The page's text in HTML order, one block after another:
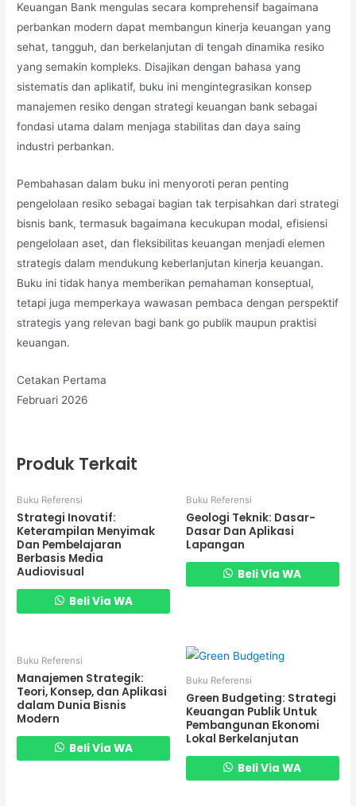
Keuangan Bank mengulas secara komprehensif bagaimana
perbankan modern dapat membangun kinerja keuangan yang
sehat, tangguh, dan berkelanjutan di tengah dinamika resiko
yang semakin kompleks. Disajikan dengan bahasa yang
sistematis dan aplikatif, buku ini mengintegrasikan konsep
manajemen resiko dengan strategi keuangan bank sebagai
fondasi utama dalam menjaga stabilitas dan daya saing
industri perbankan.
Pembahasan dalam buku ini menyoroti peran penting
pengelolaan resiko sebagai bagian tak terpisahkan dari strategi
bisnis bank, termasuk bagaimana kecukupan modal, efisiensi
pengelolaan aset, dan fleksibilitas keuangan menjadi elemen
strategis dalam mendukung keberlanjutan kinerja keuangan.
Buku ini tidak hanya memberikan pemahaman konseptual,
tetapi juga memperkaya wawasan pembaca dengan perspektif
strategis yang relevan bagi bank go publik maupun praktisi
keuangan.
Cetakan Pertama
Februari 2026
Produk Terkait
Buku Referensi
Strategi Inovatif:
Keterampilan Menyimak
Dan Pembelajaran
Berbasis Media
Audiovisual
Beli Via WA
Buku Referensi
Geologi Teknik: Dasar-
Dasar Dan Aplikasi
Lapangan
Beli Via WA
Buku Referensi
Manajemen Strategik:
Teori, Konsep, dan Aplikasi
dalam Dunia Bisnis
Modern
Beli Via WA
Buku Referensi
Green Budgeting: Strategi
Keuangan Publik Untuk
Pembangunan Ekonomi
Lokal Berkelanjutan
Beli Via WA